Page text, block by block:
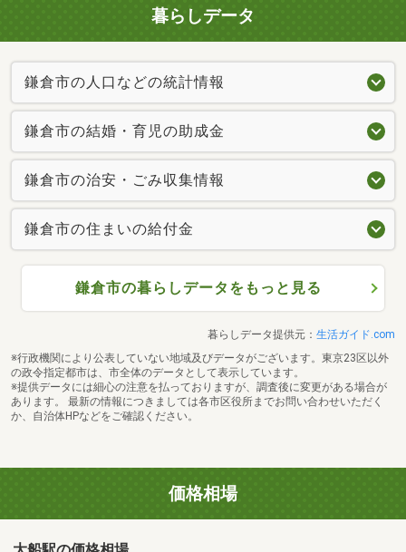
暮らしデータ
鎌倉市の人口などの統計情報
鎌倉市の結婚・育児の助成金
鎌倉市の治安・ごみ収集情報
鎌倉市の住まいの給付金
鎌倉市の暮らしデータをもっと見る
暮らしデータ提供元： 生活ガイド.com
※行政機関により公表していない地域及びデータがございます。東京23区以外
の政令指定都市は、市全体のデータとして表示しています。
※提供データには細心の注意を払っておりますが、調査後に変更がある場合が
あります。 最新の情報につきましては各市区役所までお問い合わせいただく
か、自治体HPなどをご確認ください。
価格相場